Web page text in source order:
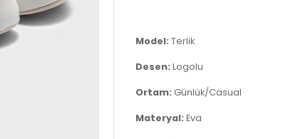
Model: Terlik
Desen: Logolu
Ortam: Günlük/Casual
Materyal: Eva